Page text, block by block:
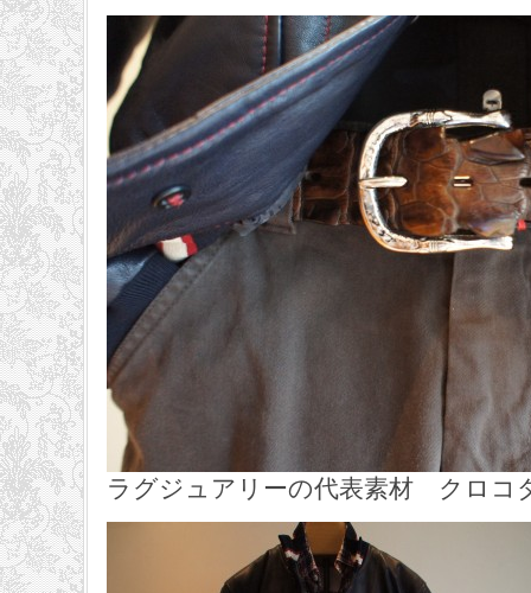
ラグジュアリーの代表素材 クロコ